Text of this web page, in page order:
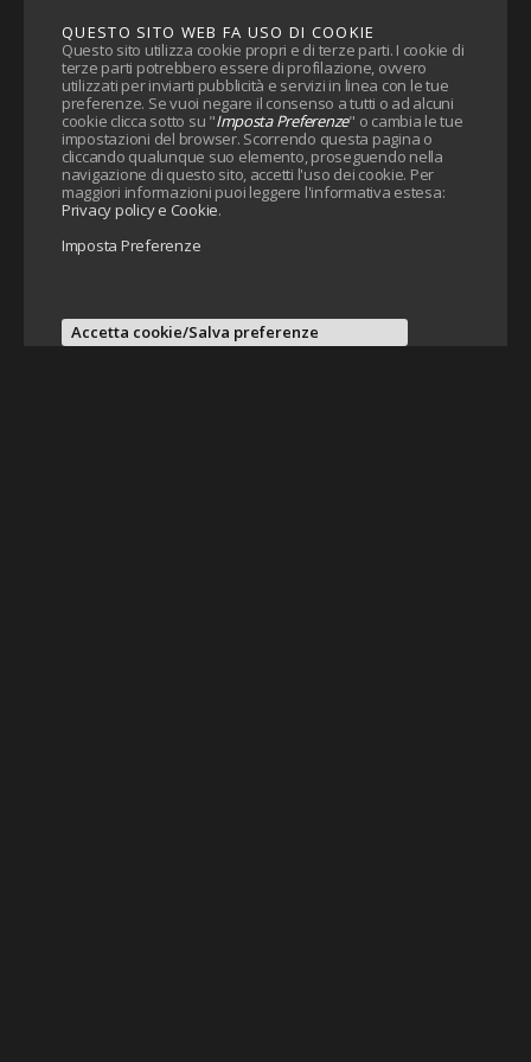
QUESTO SITO WEB FA USO DI COOKIE
Questo sito utilizza cookie propri e di terze parti. I cookie di
terze parti potrebbero essere di profilazione, ovvero
utilizzati per inviarti pubblicità e servizi in linea con le tue
preferenze. Se vuoi negare il consenso a tutti o ad alcuni
cookie clicca sotto su "Imposta Preferenze" o cambia le tue
impostazioni del browser. Scorrendo questa pagina o
cliccando qualunque suo elemento, proseguendo nella
navigazione di questo sito, accetti l'uso dei cookie. Per
maggiori informazioni puoi leggere l'informativa estesa:
Privacy policy e Cookie.
Imposta Preferenze
Accetta cookie/Salva preferenze